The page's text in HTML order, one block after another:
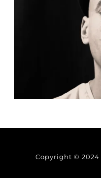
Copyright © 2024